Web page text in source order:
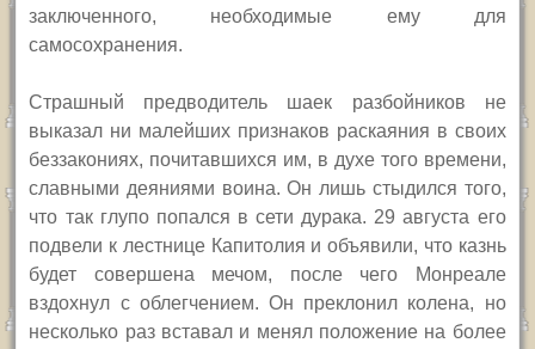
заключенного, необходимые ему для
самосохранения.
Страшный предводитель шаек разбойников не
выказал ни малейших признаков раскаяния в своих
беззакониях, почитавшихся им, в духе того времени,
славными деяниями воина. Он лишь стыдился того,
что так глупо попался в сети дурака. 29 августа его
подвели к лестнице Капитолия и объявили, что казнь
будет совершена мечом, после чего Монреале
вздохнул с облегчением. Он преклонил колена, но
несколько раз вставал и менял положение на более